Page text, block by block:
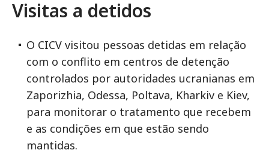
Visitas a detidos
O CICV visitou pessoas detidas em relação
com o conflito em centros de detenção
controlados por autoridades ucranianas em
Zaporizhia, Odessa, Poltava, Kharkiv e Kiev,
para monitorar o tratamento que recebem
e as condições em que estão sendo
mantidas.